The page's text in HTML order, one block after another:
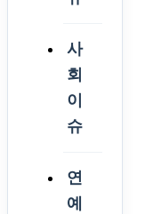
사
회
이
슈
연
예